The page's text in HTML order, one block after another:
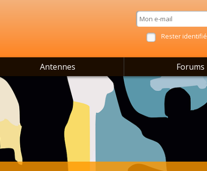
Rester identifié
Antennes Forums